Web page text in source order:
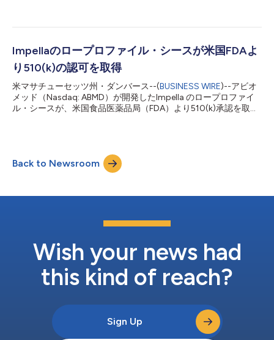
Impellaのロープロファイル・シースが米国FDAよ
り510(k)の認可を取得
米マサチューセッツ州・ダンバース--(BUSINESS WIRE)--アビオ
メッド（Nasdaq: ABMD）が開発したImpella のロープロファイ
ル・シースが、米国食品医薬品局（FDA）より510(k)承認を取得
ァイル・シースは、Impellaのシングルアクセスに対応するよう
特別に設計された初めてのシースで、アクセス部位を追加する必
要性がなくなりました。また、以下のような特長があります。
クセスシースの必要性をなくし、アクセスや使いやすさを簡素化
たロングテーパーダイレーターにより、血管内への挿入が容易に
なり、段階的に拡張する際の複数のステップを経る必要性が軽減
プの抜去や血管の閉鎖時の患者管理が容易に アビオメ...
Back to Newsroom
Wish your news had
this kind of reach?
Sign Up